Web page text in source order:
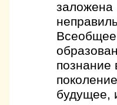
заложена
познание
будущее,